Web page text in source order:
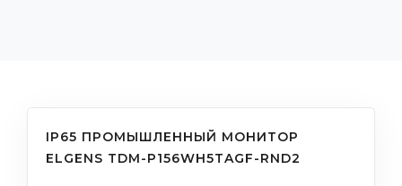
IP65 ПРОМЫШЛЕННЫЙ МОНИТОР
ELGENS TDM-P156WH5TAGF-RND2